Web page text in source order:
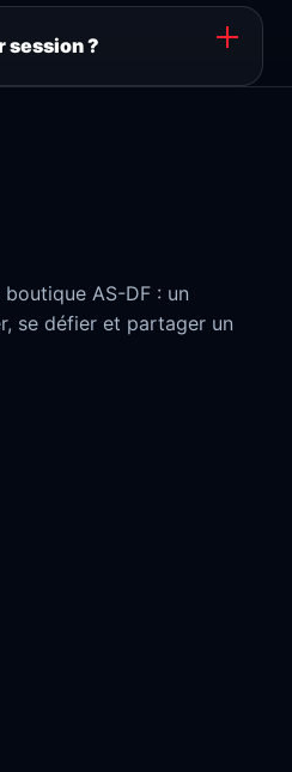
session ?
AS-DF : un
se défier et partager un